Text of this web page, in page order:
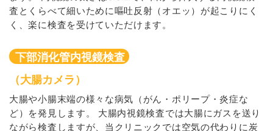
査とくらべて細いために嘔吐反射（オエッ）が起こりにく
く、楽に検査を受けていただけます。
下部消化管内視鏡検査
（大腸カメラ）
大腸や小腸末端の様々な病気（がん・ポリープ・炎症な
ど）を発見します。 大腸内視鏡検査では大腸にガスを送り
ながら検査しますが、当クリニックでは空気の代わりに炭